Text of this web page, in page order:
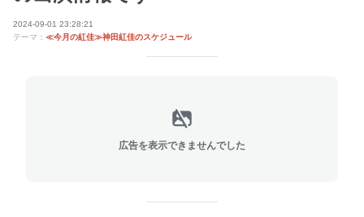
2024-09-01 23:28:21
テーマ： ≪今月の紅佳≫神田紅佳のスケジュール
広告を表示できませんでした